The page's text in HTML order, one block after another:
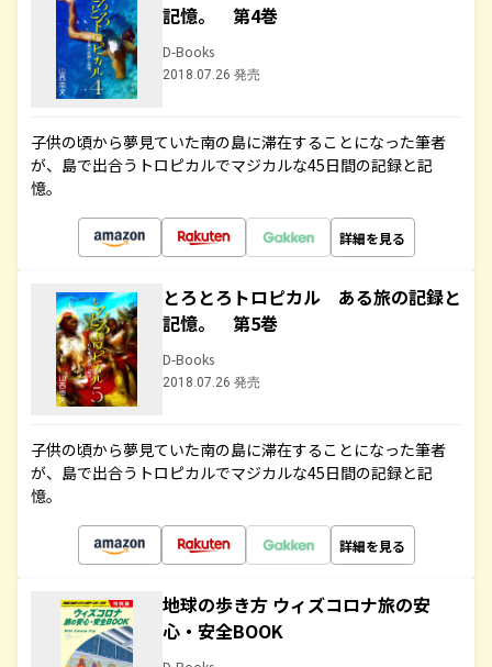
記憶。 第4巻
D-Books
2018.07.26 発売
子供の頃から夢見ていた南の島に滞在することになった筆者
が、島で出合うトロピカルでマジカルな45日間の記録と記
憶。
詳細を見る
とろとろトロピカル ある旅の記録と
記憶。 第5巻
D-Books
2018.07.26 発売
子供の頃から夢見ていた南の島に滞在することになった筆者
が、島で出合うトロピカルでマジカルな45日間の記録と記
憶。
詳細を見る
地球の歩き方 ウィズコロナ旅の安
心・安全BOOK